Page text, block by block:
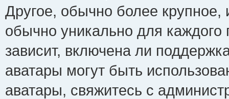
Другое, обычно более крупное,
обычно уникально для каждого
зависит, включена ли
аватары могут быть
аватары, свяжитесь с